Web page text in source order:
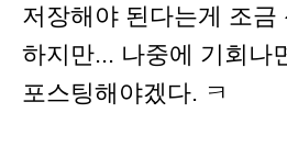
저장해야 된다는게 조금
하지만... 나중에 기회나
포스팅해야겠다. ㅋ